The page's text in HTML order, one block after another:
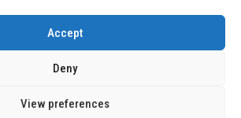
Accept
Deny
View preferences